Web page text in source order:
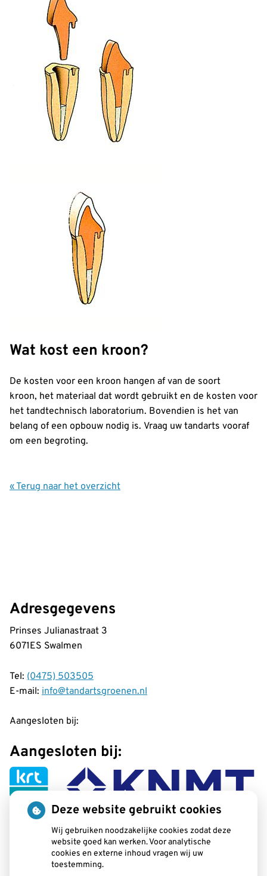
Wat kost een kroon?
De kosten voor een kroon hangen af van de soort
kroon, het materiaal dat wordt gebruikt en de kosten voor
het tandtechnisch laboratorium. Bovendien is het van
belang of een opbouw nodig is. Vraag uw tandarts vooraf
om een begroting.
« Terug naar het overzicht
Adresgegevens
Prinses Julianastraat 3
6071ES Swalmen
Tel: (0475) 503505
E-mail: info@tandartsgroenen.nl
Aangesloten bij:
Aangesloten bij:
Deze website gebruikt cookies
Wij gebruiken noodzakelijke cookies zodat deze
website goed kan werken. Voor analytische
cookies en externe inhoud vragen wij uw
toestemming.